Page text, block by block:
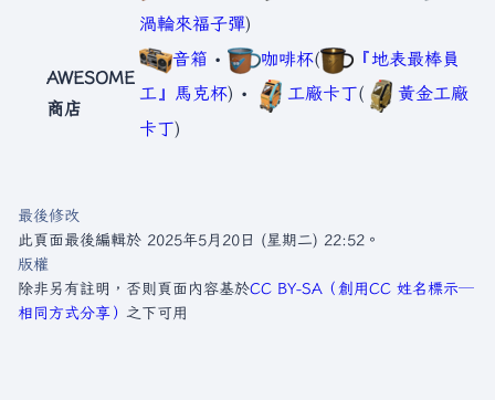
渦輪來福子彈)
AWESOME
商店
音箱 • 咖啡杯(
『地表最棒員
工』馬克杯) • 工廠卡丁(
黃金工廠
卡丁)
最後修改
此頁面最後編輯於 2025年5月20日 (星期二) 22:52。
版權
除非另有註明，否則頁面內容基於CC BY-SA（創用CC 姓名標示─
相同方式分享） 之下可用